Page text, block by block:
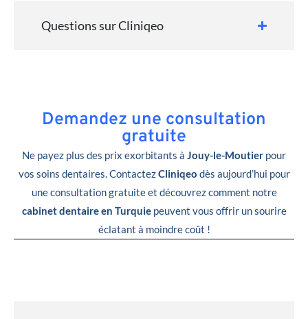
Questions sur Cliniqeo
Demandez une consultation
gratuite
Ne payez plus des prix exorbitants à Jouy-le-Moutier pour
vos soins dentaires. ContactezCliniqeo dès aujourd’hui pour
une consultation gratuite et découvrez comment notre
cabinet dentaire en Turquiepeuvent vous offrir un sourire
éclatant à moindre coût !